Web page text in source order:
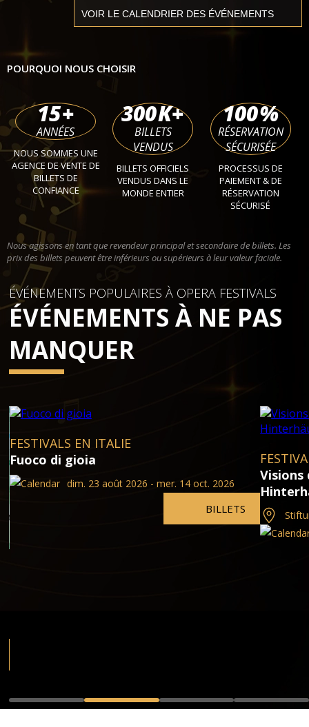
POURQUOI NOUS CHOISIR
15+
ANNÉES
NOUS SOMMES UNE
AGENCE DE VENTE DE
BILLETS DE
CONFIANCE
300K+
BILLETS
VENDUS
BILLETS OFFICIELS
VENDUS DANS LE
MONDE ENTIER
100%
RÉSERVATION
SÉCURISÉE
PROCESSUS DE
PAIEMENT & DE
RÉSERVATION
SÉCURISÉ
Nous agissons en tant que revendeur principal et secondaire de billets. Les
prix des billets peuvent être inférieurs ou supérieurs à leur valeur faciale.
ÉVÉNEMENTS POPULAIRES À OPERA FESTIVALS
ÉVÉNEMENTS À NE PAS
MANQUER
FESTIVALS EN ITALIE
Fuoco di gioia
dim. 23 août 2026 - mer. 14 oct. 2026
BILLETS
Visions